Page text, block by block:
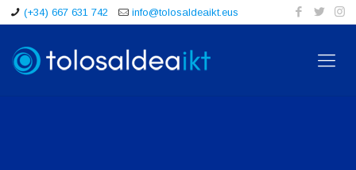
(+34) 667 631 742 info@tolosaldeaikt.eus